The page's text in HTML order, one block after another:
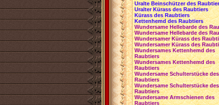
Uralte Beinschützer des
Uralter Kürass des Raubtiers
Kürass des Raubtiers
Kettenhemd des Raubtiers
Wundersame Hellebarde des
Wundersame Hellebarde des
Wundersamer Kürass des
Wundersamer Kürass des
Wundersames Kettenhemd des
Raubtiers
Wundersames Kettenhemd des
Raubtiers
Wundersame Schulterstücke des
Raubtiers
Wundersame Schulterstücke des
Raubtiers
Wundersame Armschienen des
Raubtiers